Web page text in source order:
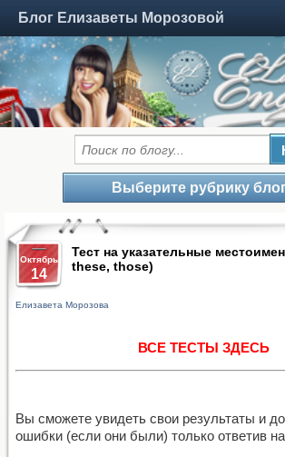
Блог Елизаветы Морозовой
Выберите рубрику
Октябрь
14
Тест на указательные
these, those)
Елизавета Морозова
ВСЕ ТЕСТЫ ЗДЕСЬ
Вы сможете увидеть свои результаты и
ошибки (если они были) только ответив